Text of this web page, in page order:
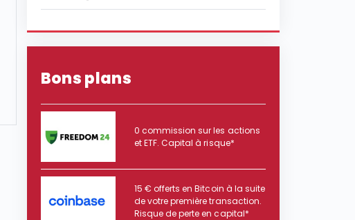
Bons plans
0 commission sur les actions
et ETF. Capital à risque*
15 € offerts en Bitcoin à la suite
de votre première transaction.
Risque de perte en capital*